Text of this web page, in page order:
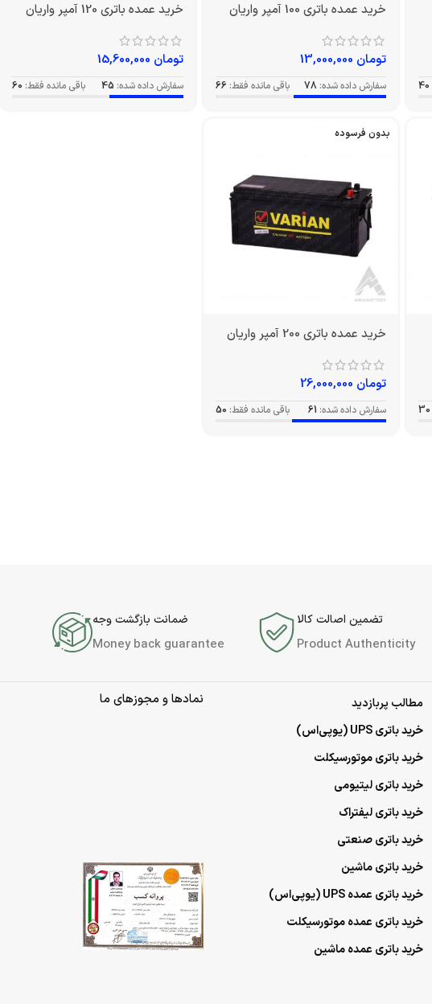
40
خرید عمده باتری 100 آمپر واریان
تومان
سفارش داده شده: 78 باقی مانده فقط: 66
خرید عمده باتری 120 آمپر واریان
تومان
سفارش داده شده: 45 باقی مانده فقط: 60
30
بدون فرسوده
خرید عمده باتری 200 آمپر واریان
تومان
سفارش داده شده: 61 باقی مانده فقط: 50
تضمین اصالت کالا
Product Authenticity
ضمانت بازگشت وجه
Money back guarantee
مطالب پربازدید
خرید باتری UPS (یو‌پی‌اس)
خرید باتری موتورسیکلت
خرید باتری لیتیومی
خرید باتری لیفتراک
خرید باتری صنعتی
خرید باتری ماشین
خرید باتری عمده UPS (یو‌پی‌اس)
خرید باتری عمده موتورسیکلت
خرید باتری عمده ماشین
نمادها و مجوزهای ما